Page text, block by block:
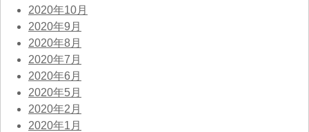
2020年10月
2020年9月
2020年8月
2020年7月
2020年6月
2020年5月
2020年2月
2020年1月